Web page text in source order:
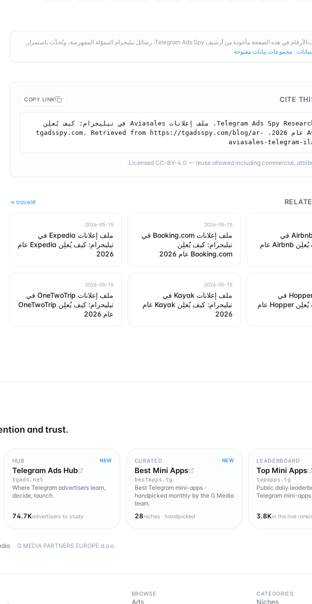
الأرقام في هذه الصفحة مأخوذة من أرشيف Telegram Ads Spy: رسائل تيليجرام المموّلة المفهرسة، وتُحدَّث باستمرار.
· مجموعات بيانات مفتوحة
CITE
COPY LINK
Telegram Ads Spy Research (2026). ملف إعلانات Aviasales في تيليجرام: كيف يُعلِن
Aviasales عام 2026. tgadsspy.com. Retrieved from https://tgadsspy.com/blog/ar-
aviasales-telegram-
Licensed CC-BY-4.0 — reuse allowed including commercial,
#
travel
→
ملف إعلانات Airbnb في
تيليجرام: كيف يُعلِن Airbnb عام
2026-05-15
ملف إعلانات Booking.com في
تيليجرام: كيف يُعلِن
Booking.com عام 2026
2026-05-15
ملف إعلانات Expedia في
تيليجرام: كيف يُعلِن Expedia عام
2026
ملف إعلانات Hopper في
تيليجرام: كيف يُعلِن Hopper عام
2026-05-15
ملف إعلانات Kayak في
تيليجرام: كيف يُعلِن Kayak عام
2026
2026-05-15
ملف إعلانات OneTwoTrip في
تيليجرام: كيف يُعلِن OneTwoTrip
عام 2026
BROWSE
Ads
CATEGORIES
Niches
and trust.
HUB NEW
Telegram Ads Hub
tgads.net
Where Telegram advertisers learn,
decide, launch.
74.7Kadvertisers to study
CURATED NEW
Best Mini Apps
bestapps.tg
Best Telegram mini-apps ·
handpicked monthly by the G.Media
team.
28niches · handpicked
LEADERBOARD
Top Mini Apps
topapps.tg
Public daily
Telegram mini-
3.8Kin the live
· G MEDIA PARTNERS EUROPE d.o.o.